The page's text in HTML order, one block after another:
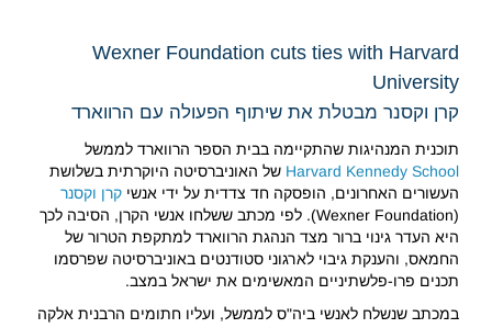
Wexner Foundation cuts ties with Harvard
University
קרן וקסנר מבטלת את שיתוף הפעולה עם הרווארד
תוכנית המנהיגות שהתקיימה בבית הספר הרווארד לממשל
Harvard Kennedy School של האוניברסיטה היוקרתית בשלושת
העשורים האחרונים, הופסקה חד צדדית על ידי אנשי קרן וקסנר
(Wexner Foundation). לפי מכתב ששלחו אנשי הקרן, הסיבה לכך
היא העדר גינוי ברור מצד הנהגת הרווארד למתקפת הטרור של
החמאס, והענקת גיבוי לארגוני סטודנטים באוניברסיטה שפרסמו
תכנים פרו-פלשתיניים המאשימים את ישראל במצב.
במכתב שנשלח לאנשי ביה"ס לממשל, ועליו חתומים הרבנית אלקה